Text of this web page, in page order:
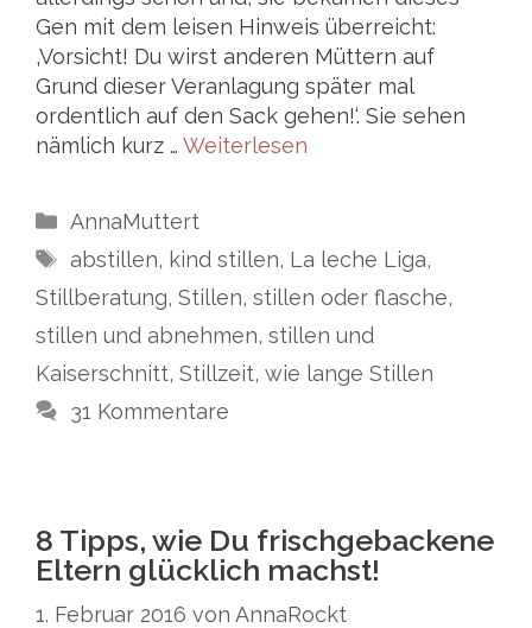
Gen mit dem leisen Hinweis überreicht:
‚Vorsicht! Du wirst anderen Müttern auf
Grund dieser Veranlagung später mal
ordentlich auf den Sack gehen!‘. Sie sehen
nämlich kurz … Weiterlesen
Kategorien
AnnaMuttert
Schlagwörter
abstillen, kind stillen, La leche Liga,
Stillberatung, Stillen, stillen oder flasche,
stillen und abnehmen, stillen und
Kaiserschnitt, Stillzeit, wie lange Stillen
31 Kommentare
8 Tipps, wie Du frischgebackene
Eltern glücklich machst!
1. Februar 2016 von AnnaRockt